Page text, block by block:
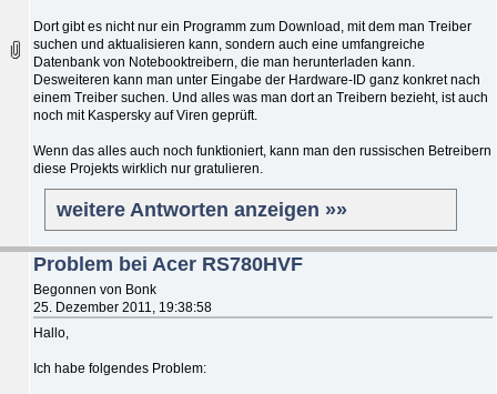
Dort gibt es nicht nur ein Programm zum Download, mit dem man Treiber
suchen und aktualisieren kann, sondern auch eine umfangreiche
Datenbank von Notebooktreibern, die man herunterladen kann.
Desweiteren kann man unter Eingabe der Hardware-ID ganz konkret nach
einem Treiber suchen. Und alles was man dort an Treibern bezieht, ist auch
noch mit Kaspersky auf Viren geprüft.
Wenn das alles auch noch funktioniert, kann man den russischen Betreibern
diese Projekts wirklich nur gratulieren.
weitere Antworten anzeigen »»
Problem bei Acer RS780HVF
Begonnen von Bonk
25. Dezember 2011, 19:38:58
Hallo,
Ich habe folgendes Problem: